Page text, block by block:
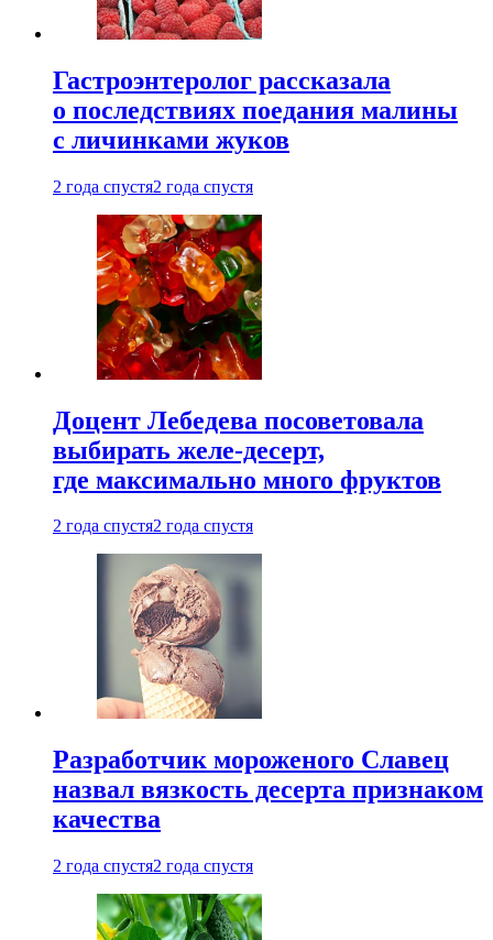
Гастроэнтеролог рассказала
о последствиях поедания малины
с личинками жуков
2 года спустя2 года спустя
Доцент Лебедева посоветовала
выбирать желе-десерт,
где максимально много фруктов
2 года спустя2 года спустя
Разработчик мороженого Славец
назвал вязкость десерта признаком
качества
2 года спустя2 года спустя